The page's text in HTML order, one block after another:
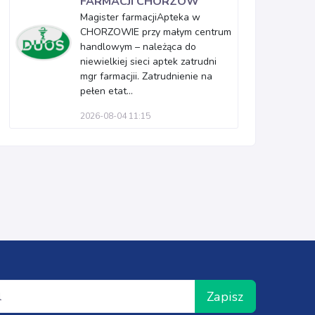
Magister farmacjiApteka w
CHORZOWIE przy małym centrum
handlowym – należąca do
niewielkiej sieci aptek zatrudni
mgr farmacjii. Zatrudnienie na
pełen etat...
2026-08-04 11:15
Zapisz